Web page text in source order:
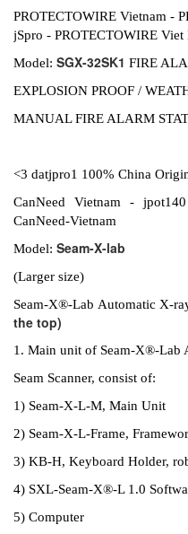
PROTECTOWIRE Vietnam -
jSpro - PROTECTOWIRE Viet
Model: SGX-32SK1 FIRE
EXPLOSION PROOF /
MANUAL FIRE ALARM
<3 datjpro1 100% China
CanNeed Vietnam -
CanNeed-Vietnam
Model: Seam-X-lab
(Larger size)
Seam-X®-Lab Automatic X-
the top)
1. Main unit of Seam-X®-Lab
Seam Scanner, consist of:
1) Seam-X-L-M, Main Unit
2) Seam-X-L-Frame,
3) KB-H, Keyboard Holder,
4) SXL-Seam-X®-L 1.0
5) Computer